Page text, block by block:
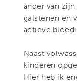
ander van
galstenen en
actieve
Naast
kinderen
Hier heb ik